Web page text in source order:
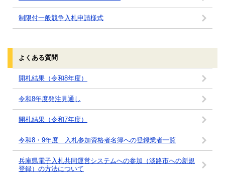
制限付一般競争入札申請様式
よくある質問
開札結果（令和8年度）
令和8年度発注見通し
開札結果（令和7年度）
令和8・9年度 入札参加資格者名簿への登録業者一覧
兵庫県電子入札共同運営システムへの参加（淡路市への新規
登録）の方法について